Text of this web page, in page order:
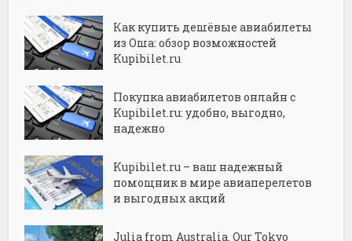
Как купить дешёвые авиабилеты
из Оша: обзор возможностей
Kupibilet.ru
Покупка авиабилетов онлайн с
Kupibilet.ru: удобно, выгодно,
надежно
Kupibilet.ru – ваш надежный
помощник в мире авиаперелетов
и выгодных акций
Julia from Australia. Our Tokyo